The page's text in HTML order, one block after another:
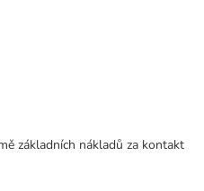
základních nákladů za kontakt